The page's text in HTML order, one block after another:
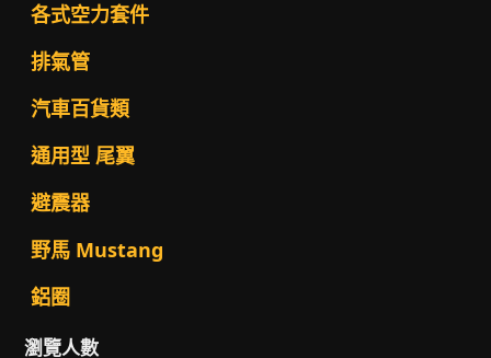
各式空力套件
排氣管
汽車百貨類
通用型 尾翼
避震器
野馬 Mustang
鋁圈
瀏覽人數